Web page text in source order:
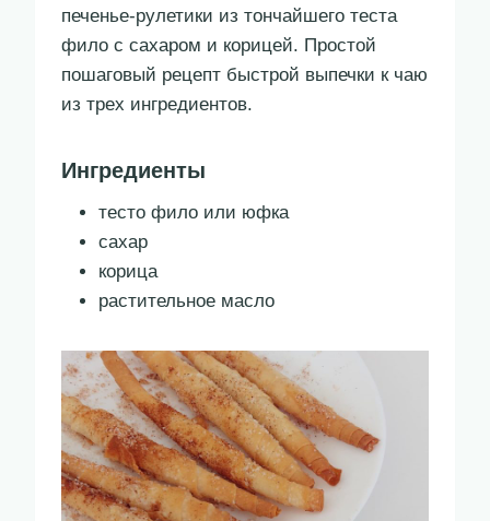
печенье-рулетики из тончайшего теста
фило с сахаром и корицей. Простой
пошаговый рецепт быстрой выпечки к чаю
из трех ингредиентов.
Ингредиенты
тесто фило или юфка
сахар
корица
растительное масло